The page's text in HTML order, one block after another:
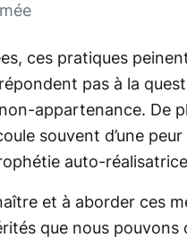
ces pratiques
pas à la
appartenance. De
souvent d’une
auto-
et à aborder ces
que nous